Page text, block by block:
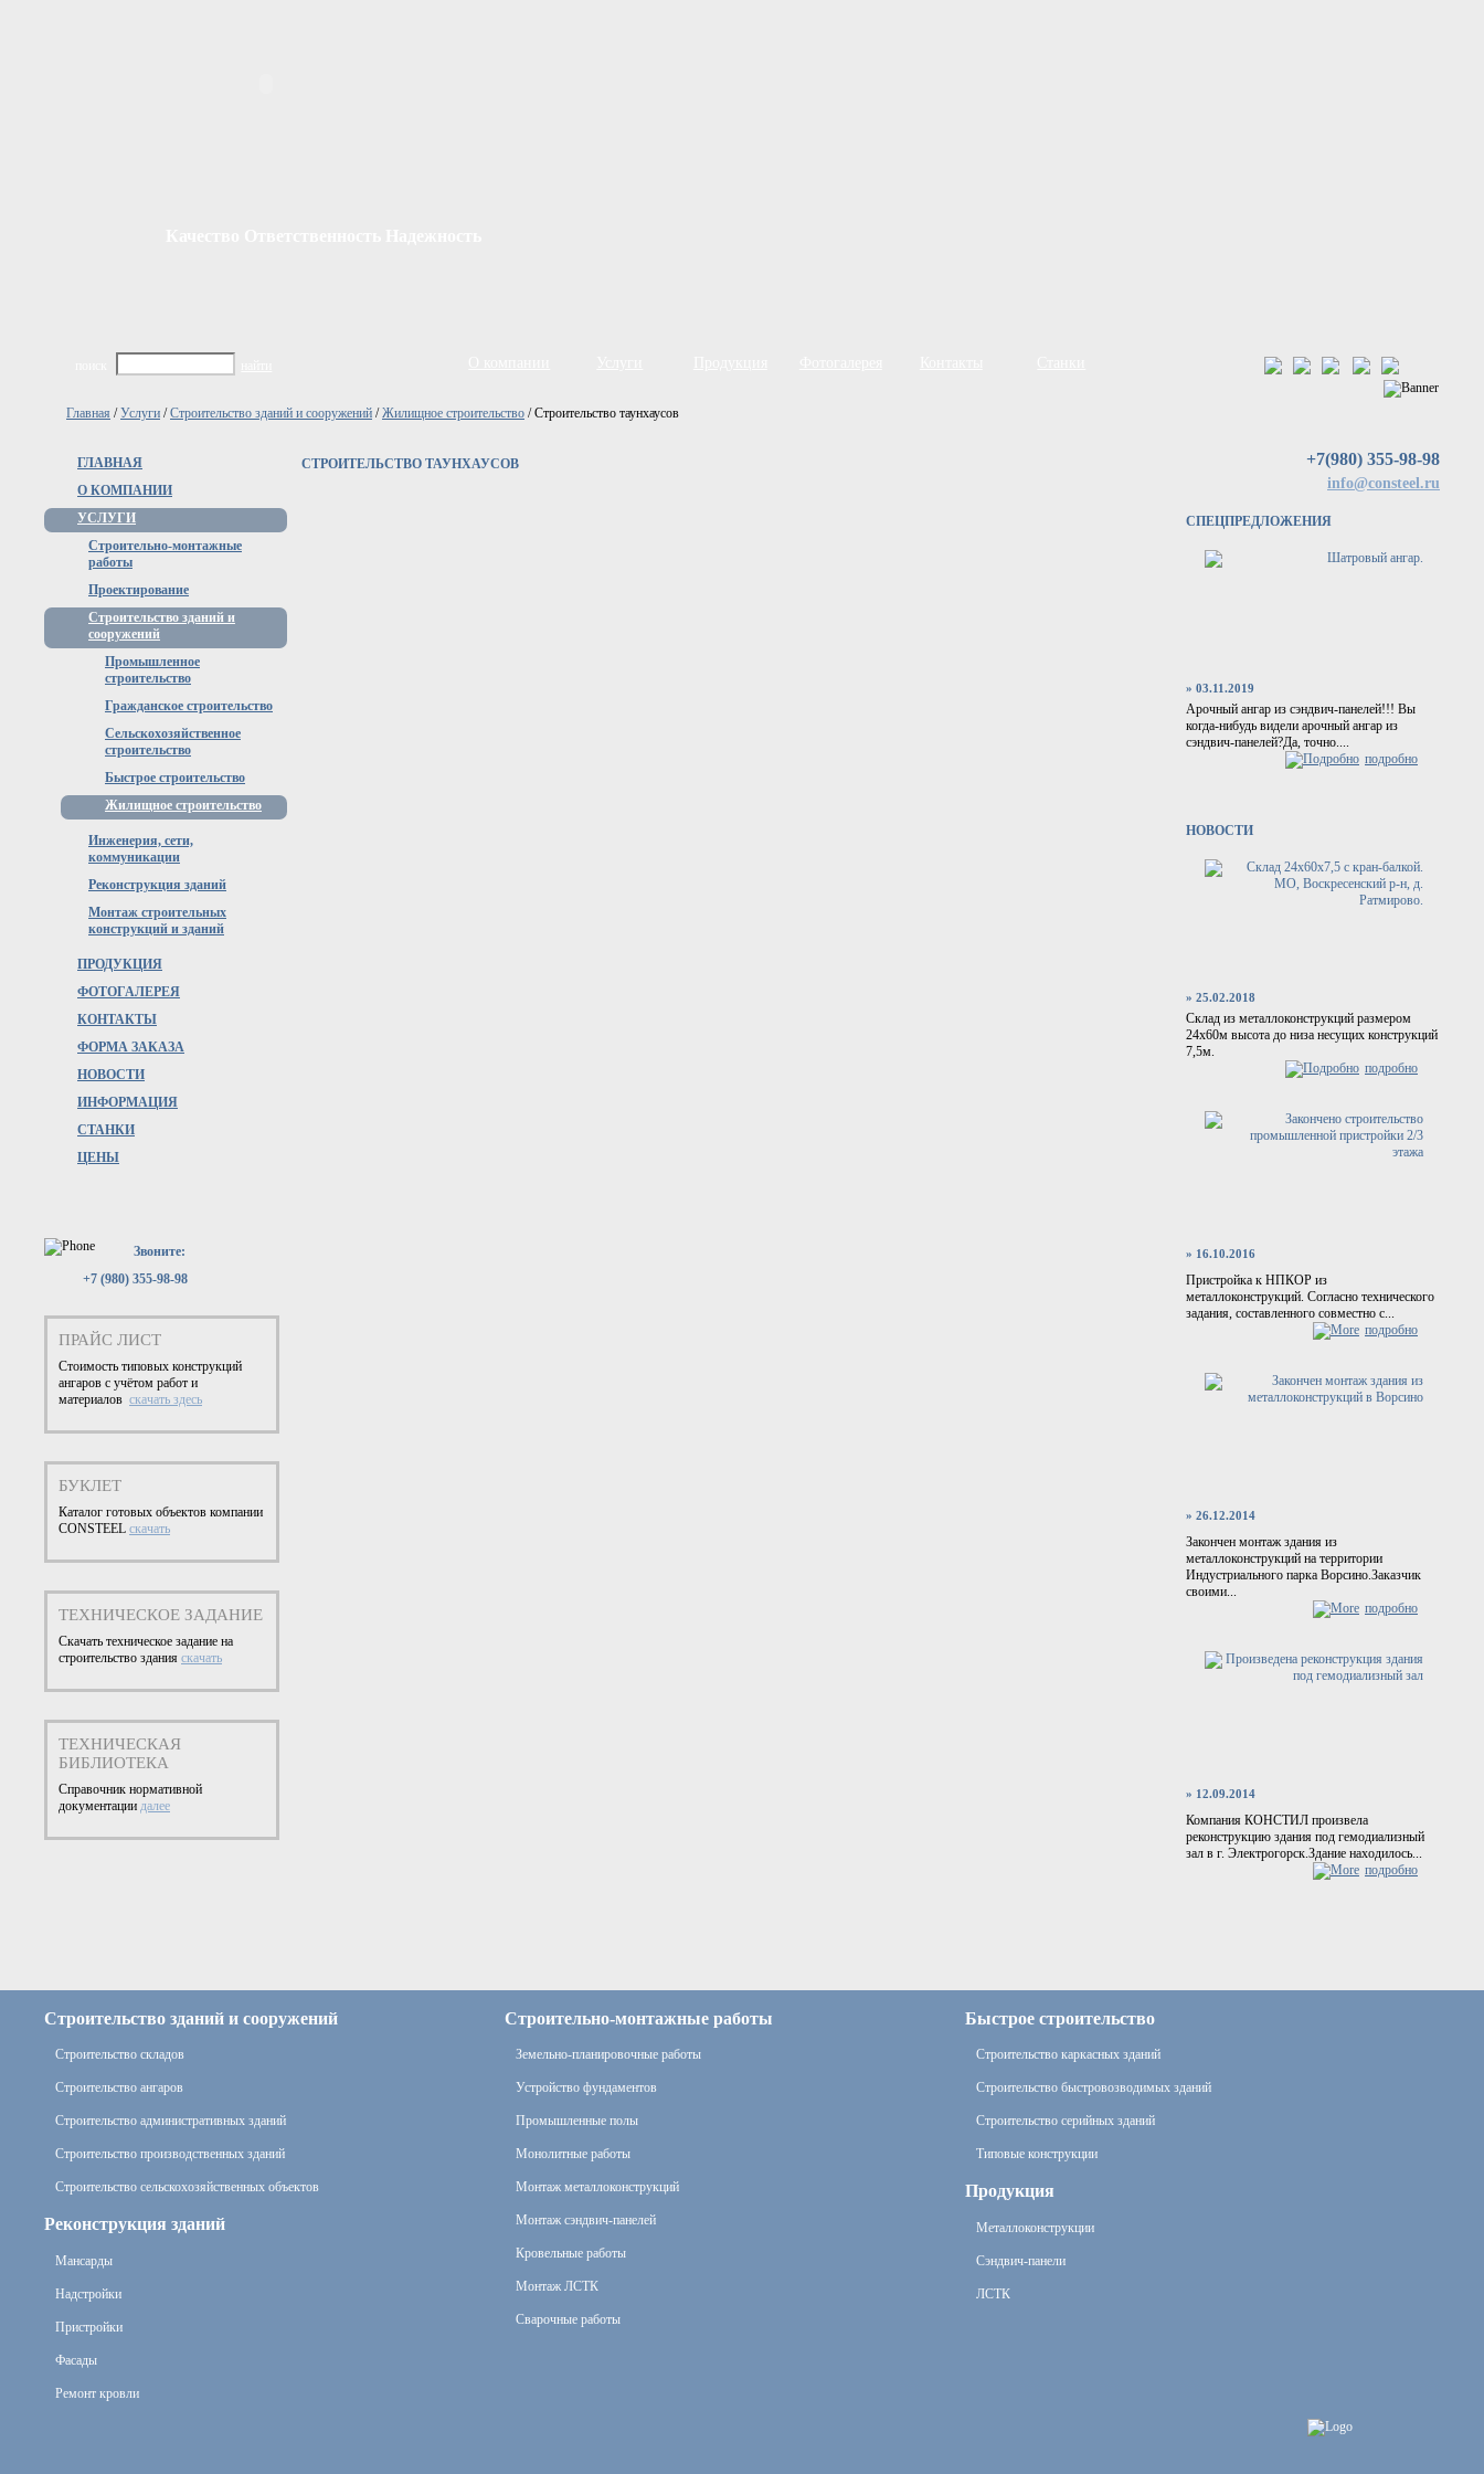
Цены
Главная /Услуги /Строительство зданий и сооружений /Жилищное строительство /Строительство таунхаусов
ГЛАВНАЯ
О КОМПАНИИ
УСЛУГИ
Строительно-монтажные
работы
Проектирование
Строительство зданий и
сооружений
Промышленное
строительство
Гражданское строительство
Сельскохозяйственное
строительство
Быстрое строительство
Жилищное строительство
Инженерия, сети,
коммуникации
Реконструкция зданий
Монтаж строительных
конструкций и зданий
ПРОДУКЦИЯ
ФОТОГАЛЕРЕЯ
КОНТАКТЫ
ФОРМА ЗАКАЗА
НОВОСТИ
ИНФОРМАЦИЯ
СТАНКИ
ЦЕНЫ
Звоните:
+7 (980) 355-98-98
ПРАЙС ЛИСТ
Стоимость типовых конструкций
ангаров с учётом работ и
материалов скачать здесь
БУКЛЕТ
Каталог готовых объектов компании
CONSTEEL скачать
ТЕХНИЧЕСКОЕ ЗАДАНИЕ
Скачать техническое задание на
строительство здания скачать
ТЕХНИЧЕСКАЯ
БИБЛИОТЕКА
Справочник нормативной
документации далее
СТРОИТЕЛЬСТВО ТАУНХАУСОВ +7(980) 355-98-98
info@consteel.ru
СПЕЦПРЕДЛОЖЕНИЯ
» 03.11.2019
Арочный ангар из сэндвич-панелей!!! Вы
когда-нибудь видели арочный ангар из
сэндвич-панелей?Да, точно....
подробно
НОВОСТИ
» 25.02.2018
Склад из металлоконструкций размером
24х60м высота до низа несущих конструкций
7,5м.
подробно
» 16.10.2016
Пристройка к НПКОР из
металлоконструкций. Согласно технического
задания, составленного совместно с...
подробно
» 26.12.2014
Закончен монтаж здания из
металлоконструкций на территории
Индустриального парка Ворсино.Заказчик
своими...
подробно
» 12.09.2014
Компания КОНСТИЛ произвела
реконструкцию здания под гемодиализный
зал в г. Электрогорск.Здание находилось...
подробно
Строительство зданий и сооружений
Строительство складов
Строительство ангаров
Строительство административных зданий
Строительство производственных зданий
Строительство сельскохозяйственных объектов
Реконструкция зданий
Мансарды
Надстройки
Пристройки
Фасады
Ремонт кровли
Строительно-монтажные работы
Земельно-планировочные работы
Устройство фундаментов
Промышленные полы
Монолитные работы
Монтаж металлоконструкций
Монтаж сэндвич-панелей
Кровельные работы
Монтаж ЛСТК
Сварочные работы
Быстрое строительство
Строительство каркасных зданий
Строительство быстровозводимых зданий
Строительство серийных зданий
Типовые конструкции
Продукция
Металлоконструкции
Сэндвич-панели
ЛСТК